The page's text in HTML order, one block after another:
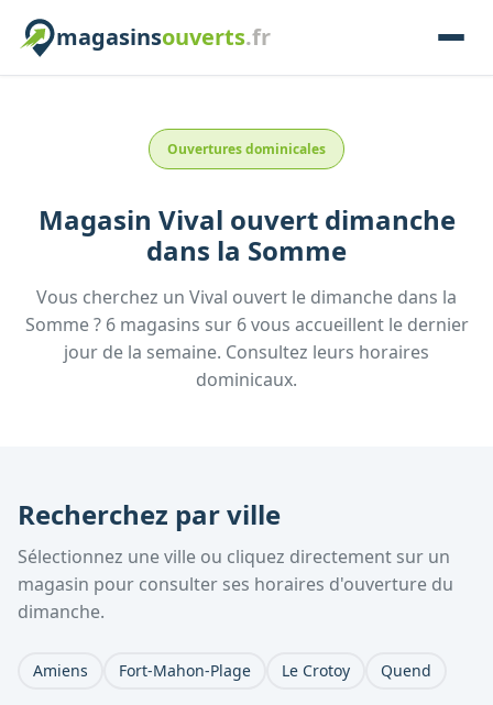
magasinsouverts.fr
Ouvertures dominicales
Magasin Vival ouvert dimanche
dans la Somme
Vous cherchez un Vival ouvert le dimanche dans la
Somme? 6 magasins sur 6 vous accueillentle dernier
jour de la semaine. Consultez leurs horaires
dominicaux.
Recherchez par ville
Sélectionnez une ville ou cliquez directement sur un
magasin pour consulter ses horaires d'ouverture du
dimanche.
Amiens Fort-Mahon-Plage Le Crotoy Quend